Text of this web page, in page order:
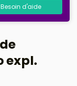
Besoin d'aide
expl.